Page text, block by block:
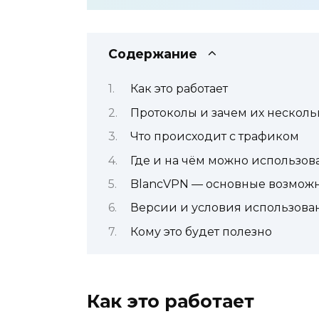
Содержание
Как это работает
Протоколы и зачем их
Что происходит с трафиком
Где и на чём можно
BlancVPN — основные
Версии и условия
Кому это будет полезно
Как это работает